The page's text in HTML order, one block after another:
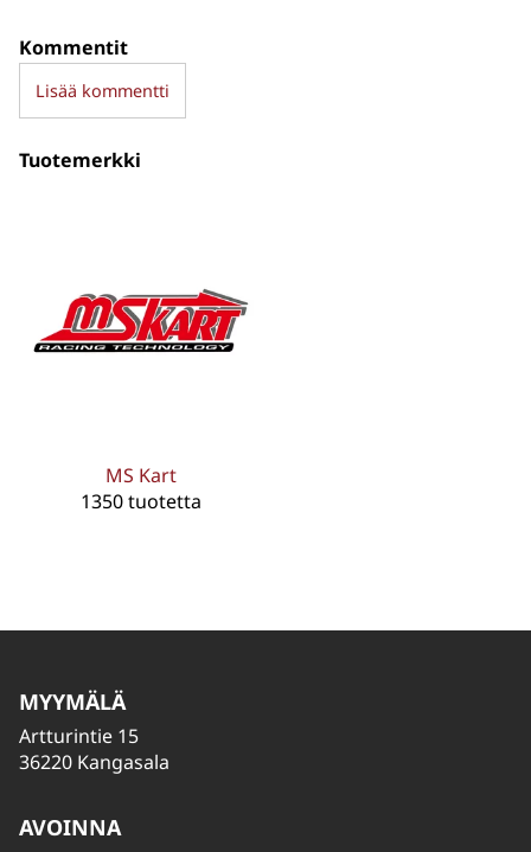
Kommentit
Lisää kommentti
Tuotemerkki
MS Kart
1350 tuotetta
MYYMÄLÄ
Artturintie 15
36220 Kangasala
AVOINNA